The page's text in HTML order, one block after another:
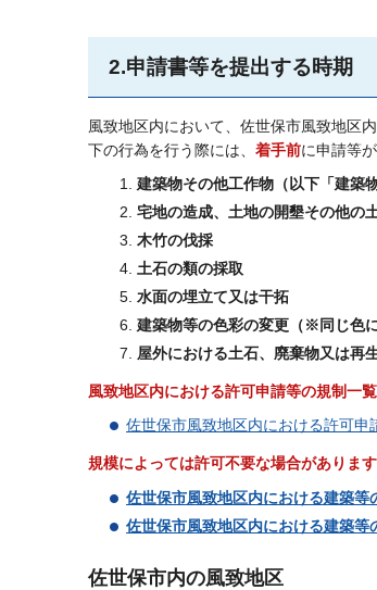
2.申請書等を提出する時期
風致地区内において、佐世保市風致地区
下の行為を行う際には、 着手前に申請等
建築物その他工作物（以下「建築
宅地の造成、土地の開墾その他の
木竹の伐採
土石の類の採取
水面の埋立て又は干拓
建築物等の色彩の変更（※同じ色
屋外における土石、廃棄物又は再
風致地区内における許可申請等の規制一
佐世保市風致地区内における許可申
規模によっては許可不要な場合がありま
佐世保市風致地区内における建築等
佐世保市風致地区内における建築等
佐世保市内の風致地区